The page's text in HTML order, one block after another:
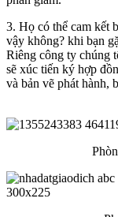
3. Họ có thể cam kết
vậy không? khi bạn
Riêng công ty chúng
sẽ xúc tiến ký hợp
và bản vẽ phát hành,